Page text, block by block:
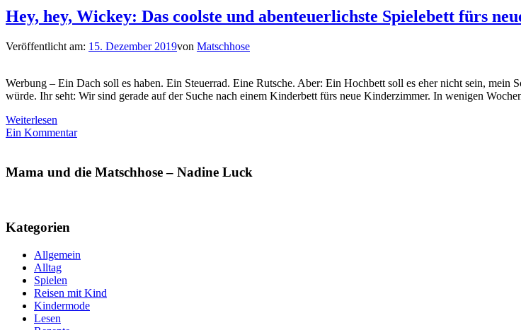
Hey, hey, Wickey: Das coolste und abenteuerlichste Spielebett fürs
Veröffentlicht am: 15. Dezember 2019von Matschhose
Werbung – Ein Dach soll es haben. Ein Steuerrad. Eine Rutsche. Aber: Ein Hochbett soll es eher nicht sein,
würde. Ihr seht: Wir sind gerade auf der Suche nach einem Kinderbett fürs neue Kinderzimmer. In wenigen
Weiterlesen
Ein Kommentar
Mama und die Matschhose – Nadine Luck
Kategorien
Allgemein
Alltag
Spielen
Reisen mit Kind
Kindermode
Lesen